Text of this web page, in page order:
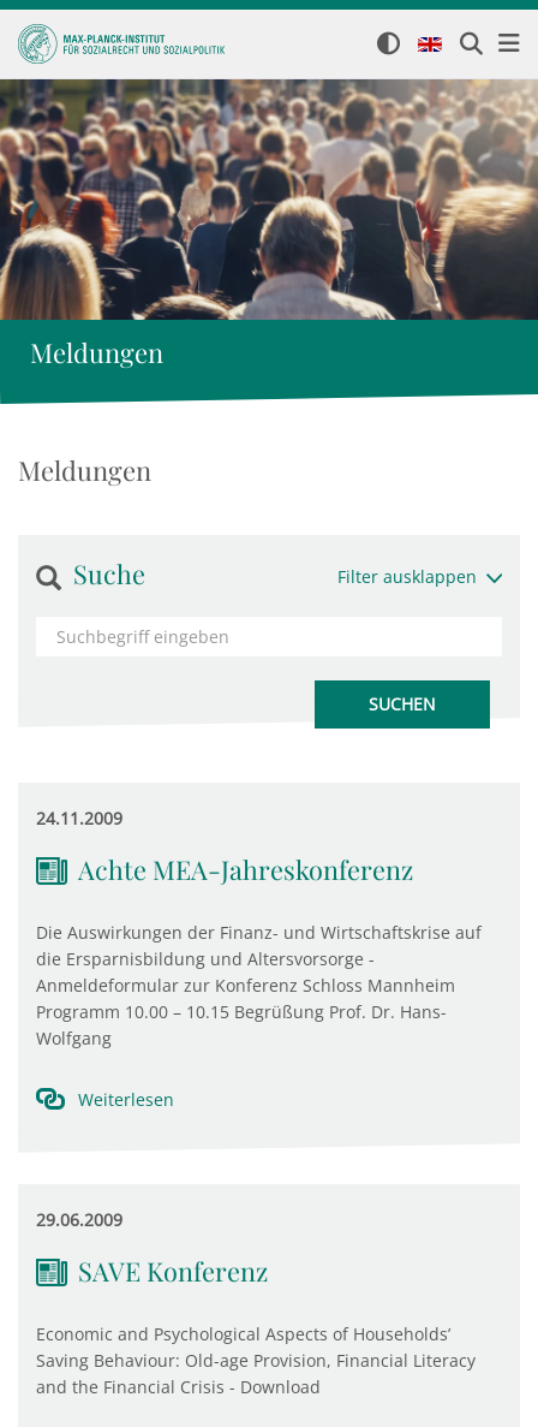
Meldungen
Meldungen
Suche Filter ausklappen
24.11.2009
Achte MEA-Jahreskonferenz
Die Auswirkungen der Finanz- und Wirtschaftskrise auf
die Ersparnisbildung und Altersvorsorge -
Anmeldeformular zur Konferenz Schloss Mannheim
Programm 10.00 – 10.15 Begrüßung Prof. Dr. Hans-
Wolfgang
Weiterlesen
29.06.2009
SAVE Konferenz
Economic and Psychological Aspects of Households’
Saving Behaviour: Old-age Provision, Financial Literacy
and the Financial Crisis - Download